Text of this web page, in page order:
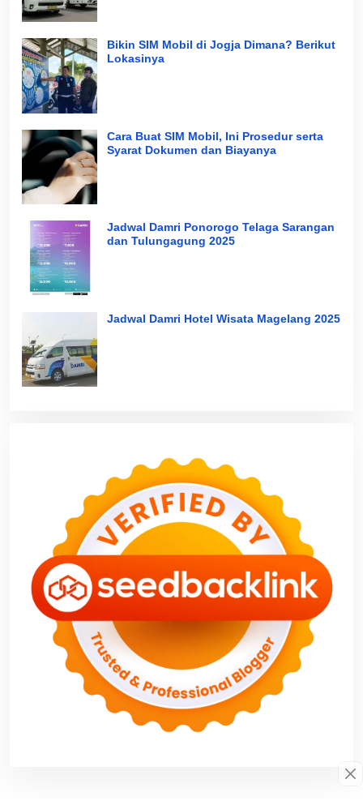
Bikin SIM Mobil di Jogja Dimana? Berikut
Lokasinya
Cara Buat SIM Mobil, Ini Prosedur serta
Syarat Dokumen dan Biayanya
Jadwal Damri Ponorogo Telaga Sarangan
dan Tulungagung 2025
Jadwal Damri Hotel Wisata Magelang 2025